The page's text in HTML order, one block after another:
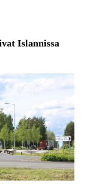
Islannissa